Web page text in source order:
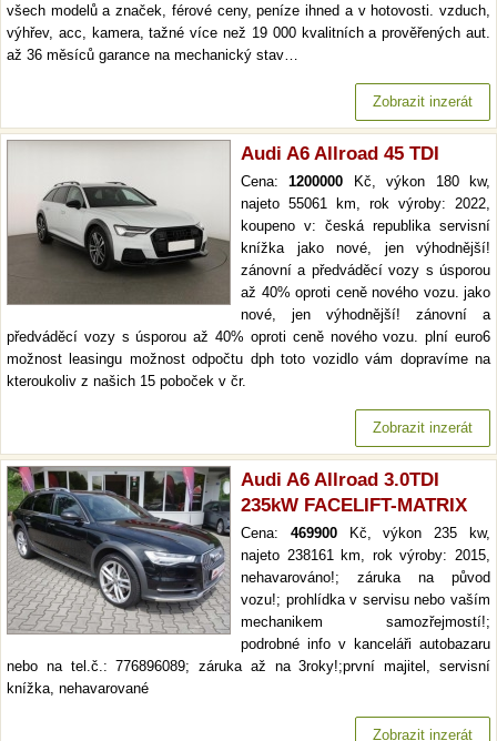
všech modelů a značek, férové ceny, peníze ihned a v hotovosti. vzduch,
výhřev, acc, kamera, tažné více než 19 000 kvalitních a prověřených aut.
až 36 měsíců garance na mechanický stav…
Zobrazit inzerát
Audi A6 Allroad 45 TDI
Cena:1200000 Kč, výkon 180 kw,
najeto 55061 km, rok výroby: 2022,
koupeno v: česká republika servisní
knížka jako nové, jen výhodnější!
zánovní a předváděcí vozy s úsporou
až 40% oproti ceně nového vozu. jako
nové, jen výhodnější! zánovní a
předváděcí vozy s úsporou až 40% oproti ceně nového vozu. plní euro6
možnost leasingu možnost odpočtu dph toto vozidlo vám dopravíme na
kteroukoliv z našich 15 poboček v čr.
Zobrazit inzerát
Audi A6 Allroad 3.0TDI
235kW FACELIFT-MATRIX
Cena: 469900Kč, výkon 235 kw,
najeto 238161 km, rok výroby: 2015,
nehavarováno!; záruka na původ
vozu!; prohlídka v servisu nebo vaším
mechanikem samozřejmostí!;
podrobné info v kanceláři autobazaru
nebo na tel.č.: 776896089; záruka až na 3roky!;první majitel, servisní
knížka, nehavarované
Zobrazit inzerát